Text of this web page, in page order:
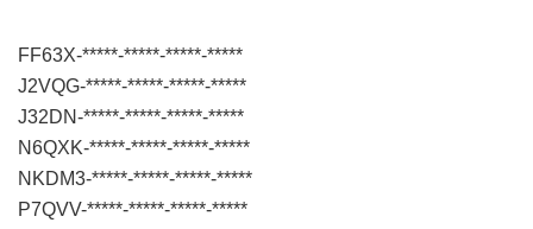
FF63X-*****-*****-*****-*****
J2VQG-*****-*****-*****-*****
J32DN-*****-*****-*****-*****
N6QXK-*****-*****-*****-*****
NKDM3-*****-*****-*****-*****
P7QVV-*****-*****-*****-*****